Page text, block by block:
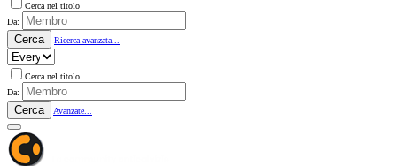
Cerca nel titolo
Da:
Cerca Ricerca avanzata...
Cerca nel titolo
Da:
Cerca Avanzate...